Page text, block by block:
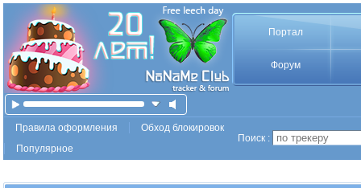
Портал
Форум
Правила оформления
Обход блокировок
Популярное
Поиск :